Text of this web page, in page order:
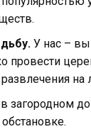
У нас –
провести
на
загородном